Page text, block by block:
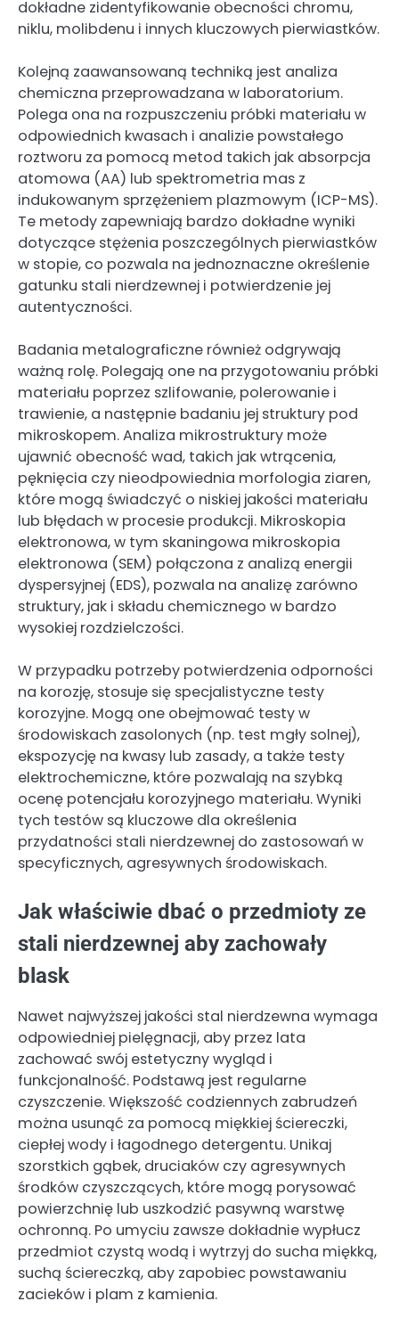
dokładne zidentyfikowanie obecności chromu,
niklu, molibdenu i innych kluczowych pierwiastków.
Kolejną zaawansowaną techniką jest analiza
chemiczna przeprowadzana w laboratorium.
Polega ona na rozpuszczeniu próbki materiału w
odpowiednich kwasach i analizie powstałego
roztworu za pomocą metod takich jak absorpcja
atomowa (AA) lub spektrometria mas z
indukowanym sprzężeniem plazmowym (ICP-MS).
Te metody zapewniają bardzo dokładne wyniki
dotyczące stężenia poszczególnych pierwiastków
w stopie, co pozwala na jednoznaczne określenie
gatunku stali nierdzewnej i potwierdzenie jej
autentyczności.
Badania metalograficzne również odgrywają
ważną rolę. Polegają one na przygotowaniu próbki
materiału poprzez szlifowanie, polerowanie i
trawienie, a następnie badaniu jej struktury pod
mikroskopem. Analiza mikrostruktury może
ujawnić obecność wad, takich jak wtrącenia,
pęknięcia czy nieodpowiednia morfologia ziaren,
które mogą świadczyć o niskiej jakości materiału
lub błędach w procesie produkcji. Mikroskopia
elektronowa, w tym skaningowa mikroskopia
elektronowa (SEM) połączona z analizą energii
dyspersyjnej (EDS), pozwala na analizę zarówno
struktury, jak i składu chemicznego w bardzo
wysokiej rozdzielczości.
W przypadku potrzeby potwierdzenia odporności
na korozję, stosuje się specjalistyczne testy
korozyjne. Mogą one obejmować testy w
środowiskach zasolonych (np. test mgły solnej),
ekspozycję na kwasy lub zasady, a także testy
elektrochemiczne, które pozwalają na szybką
ocenę potencjału korozyjnego materiału. Wyniki
tych testów są kluczowe dla określenia
przydatności stali nierdzewnej do zastosowań w
specyficznych, agresywnych środowiskach.
Jak właściwie dbać o przedmioty ze
stali nierdzewnej aby zachowały
blask
Nawet najwyższej jakości stal nierdzewna wymaga
odpowiedniej pielęgnacji, aby przez lata
zachować swój estetyczny wygląd i
funkcjonalność. Podstawą jest regularne
czyszczenie. Większość codziennych zabrudzeń
można usunąć za pomocą miękkiej ściereczki,
ciepłej wody i łagodnego detergentu. Unikaj
szorstkich gąbek, druciaków czy agresywnych
środków czyszczących, które mogą porysować
powierzchnię lub uszkodzić pasywną warstwę
ochronną. Po umyciu zawsze dokładnie wypłucz
przedmiot czystą wodą i wytrzyj do sucha miękką,
suchą ściereczką, aby zapobiec powstawaniu
zacieków i plam z kamienia.